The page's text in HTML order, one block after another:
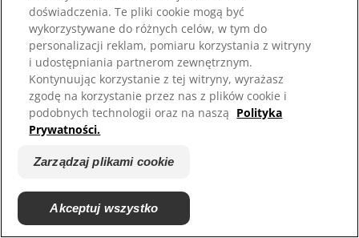
Wybór języka
Znajdź odpowiednią
karmę dla swojego
pupila
Regulamin
Regulamin i polityka
prywatności
Zaangażowanie prawne
Zarządzaj plikami cookie
doświadczenia. Te pliki cookie mogą być
wykorzystywane do różnych celów, w tym do
personalizacji reklam, pomiaru korzystania z witryny
i udostępniania partnerom zewnętrznym.
Kontynuując korzystanie z tej witryny, wyrażasz
zgodę na korzystanie przez nas z plików cookie i
podobnych technologii oraz na naszą Polityka
Prywatności.
Zarządzaj plikami cookie
Akceptuj wszystko